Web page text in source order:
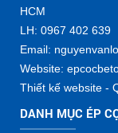
HCM
LH: 0967 402 639
Email:
Website:
Thiết kế website -
DANH MỤC ÉP